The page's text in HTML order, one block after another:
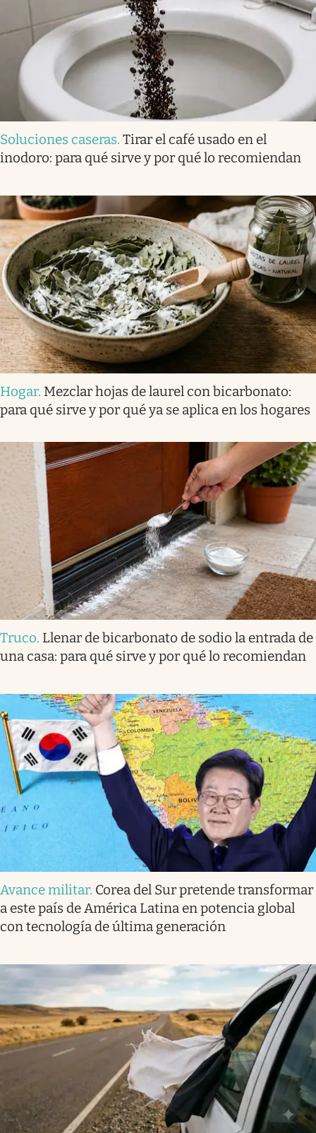
Soluciones caseras. Tirar el café usado en el
inodoro: para qué sirve y por qué lo recomiendan
Hogar. Mezclar hojas de laurel con bicarbonato:
para qué sirve y por qué ya se aplica en los hogares
Truco. Llenar de bicarbonato de sodio la entrada de
una casa: para qué sirve y por qué lo recomiendan
Avance militar. Corea del Sur pretende transformar
a este país de América Latina en potencia global
con tecnología de última generación